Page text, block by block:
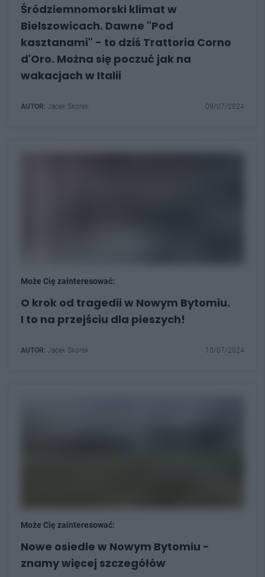
Śródziemnomorski klimat w
Bielszowicach. Dawne "Pod
kasztanami" - to dziś Trattoria Corno
d'Oro. Można się poczuć jak na
wakacjach w Italii
AUTOR: Jacek Skorek 09/07/2024
Może Cię zainteresować:
O krok od tragedii w Nowym Bytomiu.
I to na przejściu dla pieszych!
AUTOR: Jacek Skorek 10/07/2024
Może Cię zainteresować:
Nowe osiedle w Nowym Bytomiu -
znamy więcej szczegółów